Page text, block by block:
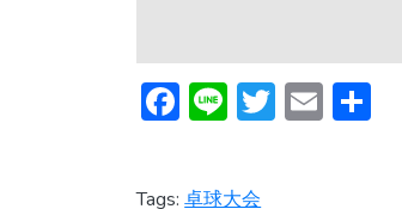
F
e
Li
e
T E
Tags:卓球大会